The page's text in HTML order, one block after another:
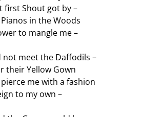
first Shout got by –
in the Woods
to mangle me –
not meet the Daffodils –
their Yellow Gown
me with a fashion
to my own –